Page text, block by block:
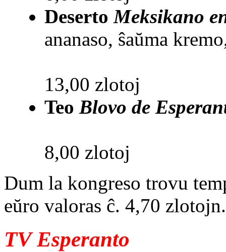
DesertoMeksikano
ananaso, ŝaŭma
13,00 zlotoj
Teo Blovo de
8,00 zlotoj
Dum la kongreso trovu
eŭro valoras ĉ. 4,70 zlotojn.
TV Esperanto